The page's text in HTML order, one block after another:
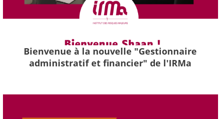
Bienvenue à la nouvelle "Gestionnaire
administratif et financier" de l'IRMa